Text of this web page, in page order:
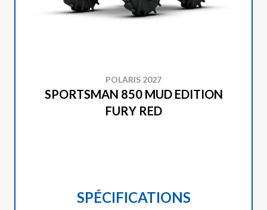
POLARIS 2027
SPORTSMAN 850 MUD EDITION
FURY RED
SPÉCIFICATIONS